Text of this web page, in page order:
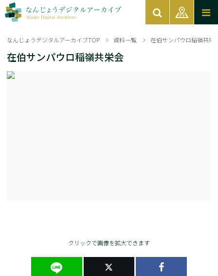
なんじょうデジタルアーカイブTOP 資料一覧 在伯サンパウロ稲嶺共栄
在伯サンパウロ稲嶺共栄会
クリックで画像を拡大できます